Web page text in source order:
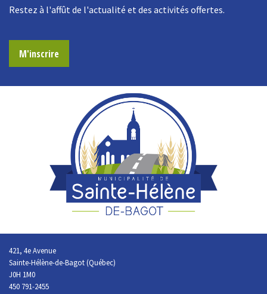
Restez à l'affût de l'actualité et des activités offertes.
M'inscrire
421, 4e Avenue
Sainte-Hélène-de-Bagot (Québec)
J0H 1M0
450 791-2455